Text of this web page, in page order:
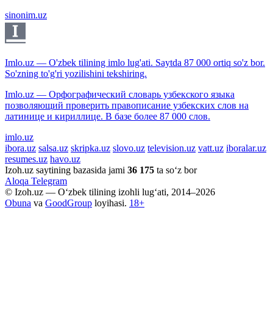
sinonim.uz
Imlo.uz — O'zbek tilining imlo lug'ati. Saytda 87 000 ortiq so'z bor.
So'zning to'g'ri yozilishini tekshiring.
Imlo.uz — Орфографический словарь узбекского языка
позволяющий проверить правописание узбекских слов на
латинице и кириллице. В базе более 87 000 слов.
imlo.uz
ibora.uz salsa.uz skripka.uz slovo.uz television.uz vatt.uz iboralar.uz
resumes.uz havo.uz
Izoh.uz saytining bazasida jami 36 175 ta so‘z bor
Aloqa Telegram
© Izoh.uz — O‘zbek tilining izohli lug‘ati, 2014–2026
Obuna va GoodGroup loyihasi. 18+